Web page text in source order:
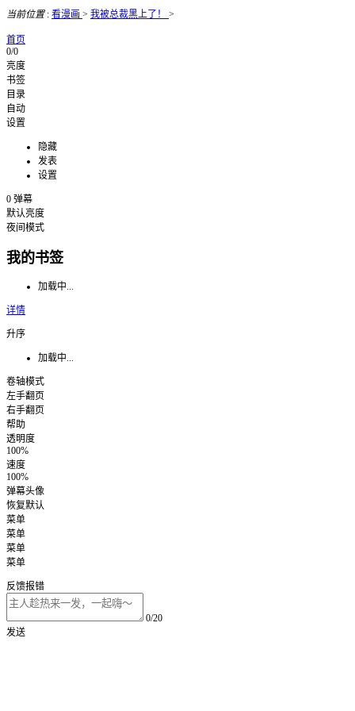
当前位置: 看漫画 > 我被总裁黑上了！ >
首页
0/0
亮度
书签
目录
自动
设置
隐藏
发表
设置
0 弹幕
默认亮度
夜间模式
我的书签
加载中...
详情
升序
加载中...
卷轴模式
左手翻页
右手翻页
帮助
透明度
100%
速度
100%
弹幕头像
恢复默认
菜单
菜单
菜单
菜单
反馈报错
0/20
发送